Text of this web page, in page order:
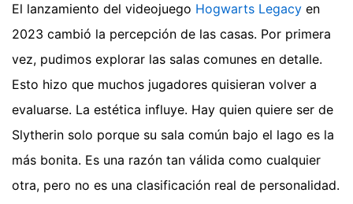
El lanzamiento del videojuego Hogwarts Legacy en
2023 cambió la percepción de las casas. Por primera
vez, pudimos explorar las salas comunes en detalle.
Esto hizo que muchos jugadores quisieran volver a
evaluarse. La estética influye. Hay quien quiere ser de
Slytherin solo porque su sala común bajo el lago es la
más bonita. Es una razón tan válida como cualquier
otra, pero no es una clasificación real de personalidad.